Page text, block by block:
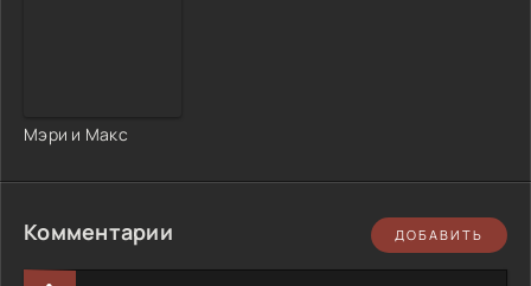
Мэри и Макс
Комментарии ДОБАВИТЬ